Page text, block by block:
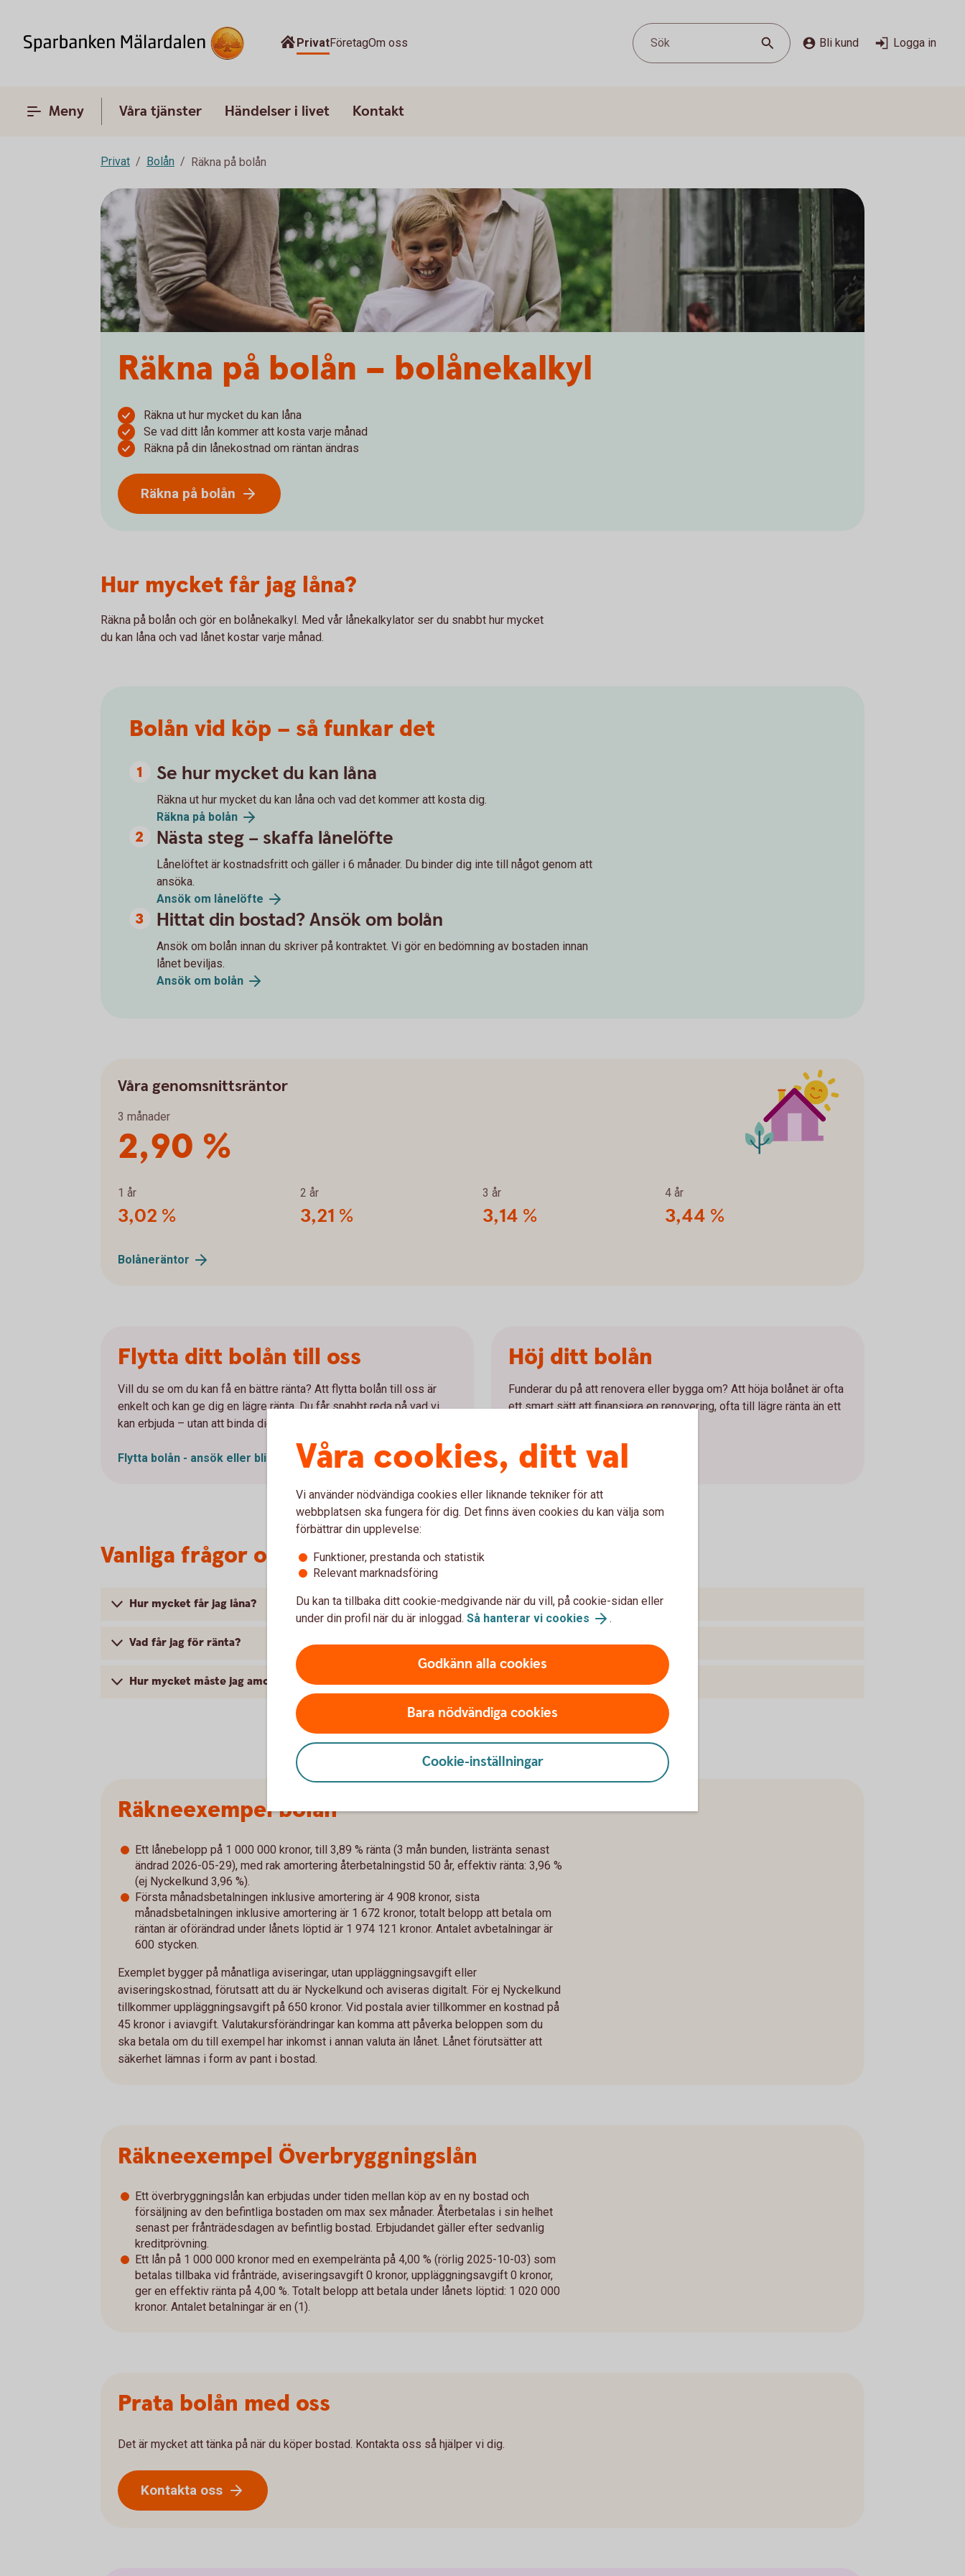
PrivatFöretagOm oss Sök Bli kund Logga in
Meny Våra tjänster Händelser i livet Kontakt
Privat Bolån Räkna på bolån
Räkna på bolån – bolånekalkyl
Räkna ut hur mycket du kan låna
Se vad ditt lån kommer att kosta varje månad
Räkna på din lånekostnad om räntan ändras
Räkna på bolån
Hur mycket får jag låna?
Räkna på bolån och gör en bolånekalkyl. Med vår lånekalkylator ser du snabbt hur mycket
du kan låna och vad lånet kostar varje månad.
Bolån vid köp – så funkar det
Se hur mycket du kan låna
Räkna ut hur mycket du kan låna och vad det kommer att kosta dig.
Räkna på bolån
Nästa steg – skaffa lånelöfte
Lånelöftet är kostnadsfritt och gäller i 6 månader. Du binder dig inte till något genom att
ansöka.
Ansök om lånelöfte
Hittat din bostad? Ansök om bolån
Ansök om bolån innan du skriver på kontraktet. Vi gör en bedömning av bostaden innan
lånet beviljas.
Ansök om bolån
Våra genomsnittsräntor
3 månader
2,90 %
1 år
3,02 %
2 år
3,21 %
3 år
3,14 %
4 år
3,44 %
Bolåneräntor
Flytta ditt bolån till oss
Vill du se om du kan få en bättre ränta? Att flytta bolån till oss är
enkelt och kan ge dig en lägre ränta. Du får snabbt reda på vad vi
kan erbjuda – utan att binda dig.
Flytta bolån - ansök eller bli uppringd
Höj ditt bolån
Funderar du på att renovera eller bygga om? Att höja bolånet är ofta
ett smart sätt att finansiera en renovering, ofta till lägre ränta än ett
Höja bolån
Vanliga frågor om bolån och bolånekalkyl
Hur mycket får jag låna?
Vad får jag för ränta?
Hur mycket måste jag amortera?
Räkneexempel bolån
Ett lånebelopp på 1 000 000 kronor, till 3,89 % ränta (3 mån bunden, listränta senast
ändrad 2026-05-29), med rak amortering återbetalningstid 50 år, effektiv ränta: 3,96 %
(ej Nyckelkund 3,96 %).
Första månadsbetalningen inklusive amortering är 4 908 kronor, sista
månadsbetalningen inklusive amortering är 1 672 kronor, totalt belopp att betala om
räntan är oförändrad under lånets löptid är 1 974 121 kronor. Antalet avbetalningar är
600 stycken.
Exemplet bygger på månatliga aviseringar, utan uppläggningsavgift eller
aviseringskostnad, förutsatt att du är Nyckelkund och aviseras digitalt. För ej Nyckelkund
tillkommer uppläggningsavgift på 650 kronor. Vid postala avier tillkommer en kostnad på
45 kronor i aviavgift. Valutakursförändringar kan komma att påverka beloppen som du
ska betala om du till exempel har inkomst i annan valuta än lånet. Lånet förutsätter att
säkerhet lämnas i form av pant i bostad.
Räkneexempel Överbryggningslån
Ett överbryggningslån kan erbjudas under tiden mellan köp av en ny bostad och
försäljning av den befintliga bostaden om max sex månader. Återbetalas i sin helhet
senast per frånträdesdagen av befintlig bostad. Erbjudandet gäller efter sedvanlig
kreditprövning.
Ett lån på 1 000 000 kronor med en exempelränta på 4,00 % (rörlig 2025-10-03) som
betalas tillbaka vid frånträde, aviseringsavgift 0 kronor, uppläggningsavgift 0 kronor,
ger en effektiv ränta på 4,00 %. Totalt belopp att betala under lånets löptid: 1 020 000
kronor. Antalet betalningar är en (1).​
Prata bolån med oss
Det är mycket att tänka på när du köper bostad. Kontakta oss så hjälper vi dig.
Kontakta oss
Våra cookies, ditt val
Vi använder nödvändiga cookies eller liknande tekniker för att
webbplatsen ska fungera för dig. Det finns även cookies du kan välja som
förbättrar din upplevelse:
Funktioner, prestanda och statistik
Relevant marknadsföring
Du kan ta tillbaka ditt cookie-medgivande när du vill, på cookie-sidan eller
under din profil när du är inloggad. Så hanterar vi cookies .
Godkänn alla cookies
Bara nödvändiga cookies
Cookie-inställningar